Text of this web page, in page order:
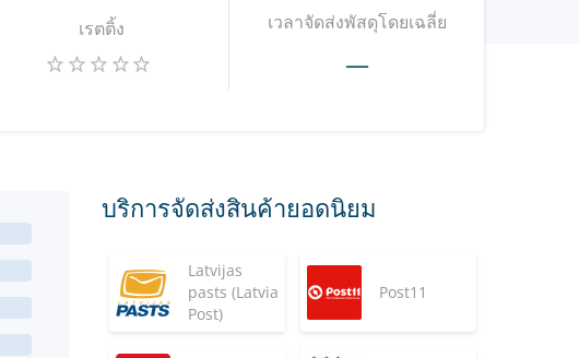
เรตติ้ง เวลาจัดส่งพัสดุโดยเฉลี่ย
—
บริการจัดส่งสินค้ายอดนิยม
Latvijas
pasts (Latvia
Post)
Post11